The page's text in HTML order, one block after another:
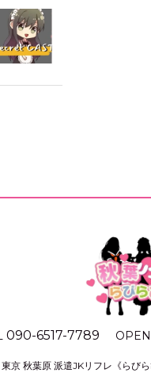
090-6517-7789 OPEN
東京 秋葉原 派遣JKリフレ《らび